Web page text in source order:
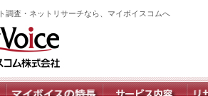
調査・ネットリサーチなら、マイボイスコムへ